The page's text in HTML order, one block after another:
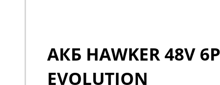
АКБ HAWKER 48V
EVOLUTION